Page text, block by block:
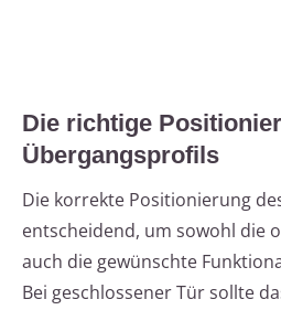
Die richtige
Übergangsprofils
Die korrekte Positionierung
entscheidend, um sowohl die
auch die gewünschte
Bei geschlossener Tür sollte